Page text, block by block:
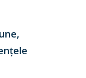
țele